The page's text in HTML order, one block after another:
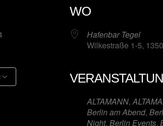
WO
Hafenbar Tegel
Wilkestraße 1-5,
ALTAMANN,
Berlin am Abend,
Night, Berlin Events,